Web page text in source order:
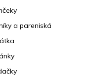
a pareniská